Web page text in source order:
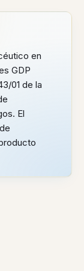
en
GDP
01 de la
El